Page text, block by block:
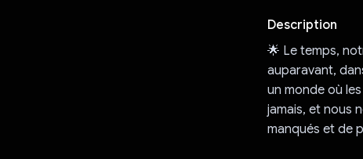
Description
🌟 Le temps,
auparavant,
un monde où
jamais, et nous
manqués et de